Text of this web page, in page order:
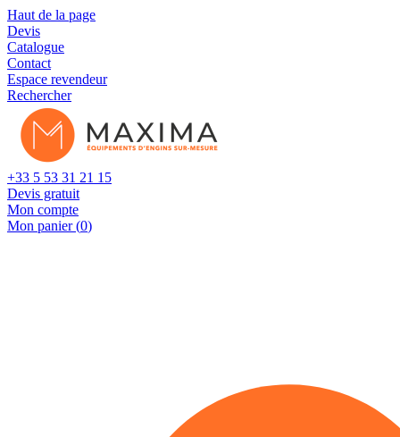
Haut de la page
Devis
Catalogue
Contact
Espace revendeur
Rechercher
+33 5 53 31 21 15
Devis gratuit
Mon compte
Mon panier (0)
Cookies management panel